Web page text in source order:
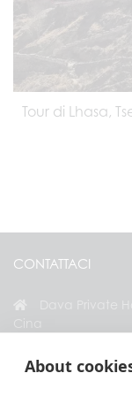
About
Tour di Lhasa,
CONTATTACI